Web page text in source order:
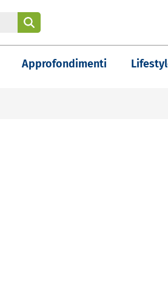
Approfondimenti